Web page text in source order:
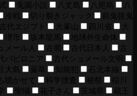
兎園小説 八丈島 八咫烏
八
冷戦 切り裂きジャック
前鬼後鬼
古代エジプト 大峯山 四川省
大
堺市 坂本龍馬
地球外生命体
メール人 古蜀 古代日本人
古
バビロニア
古代シュメール文明
大島 薬草 知能犯
石北本線
聴かせて 科学捜査 秘祭
稲川
聖域 花子さん 茨城県
蔵王